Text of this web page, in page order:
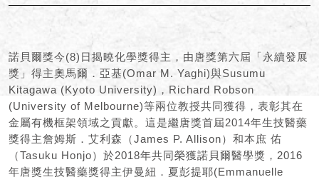
諾貝爾獎今(8)日揭曉化學獎得主，由唐獎第六屆「永續發展
獎」得主奧馬爾．亞基(Omar M. Yaghi)與Susumu
Kitagawa (Kyoto University)，​Richard Robson
(University of Melbourne)等兩位教授共同獲得，表彰其在
金屬有機框架領域之貢獻。這是繼唐獎首屆2014年生技醫藥
獎得主詹姆斯．艾利森（James P. Allison）和本庶 佑
（Tasuku Honjo）於2018年共同榮獲諾貝爾醫學獎，2016
年唐獎生技醫藥獎得主伊曼紐．夏彭提耶(Emmanuelle